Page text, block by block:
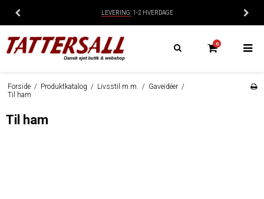
LEVERING: 1-2 HVERDAGE
0
Forside / Produktkatalog / Livsstil m.m. / Gaveidéer /
Til ham
Til ham